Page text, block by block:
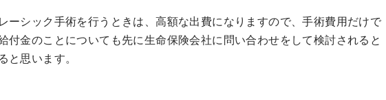
ーシック手術を行うときは、高額な出費になりますので、手術費用だけで
付金のことについても先に生命保険会社に問い合わせをして検討されると
と思います。